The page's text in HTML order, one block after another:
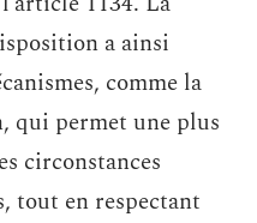
a ainsi
comme la
qui permet une plus
circonstances
tout en respectant